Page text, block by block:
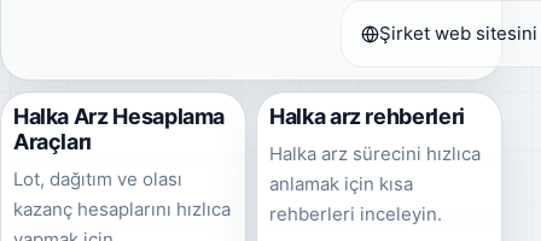
Şirket web sitesini
Halka Arz Hesaplama
Araçları
Lot, dağıtım ve olası
kazanç hesaplarını hızlıca
Halka arz rehberleri
Halka arz sürecini hızlıca
anlamak için kısa
rehberleri inceleyin.